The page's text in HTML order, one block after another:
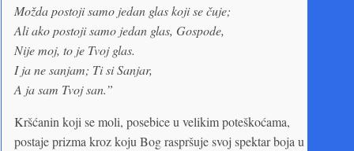
Možda postoji samo jedan glas koji se čuje;
Ali ako postoji samo jedan glas, Gospode,
Nije moj, to je Tvoj glas.
I ja ne sanjam; Ti si Sanjar,
A ja sam Tvoj san.”
Kršćanin koji se moli, posebice u velikim poteškoćama,
postaje prizma kroz koju Bog raspršuje svoj spektar boja u